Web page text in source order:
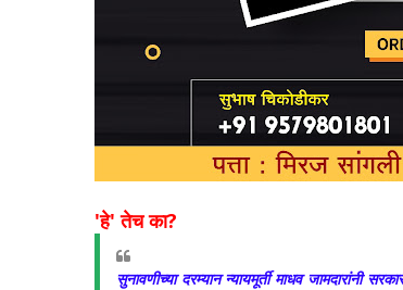
'हे' तेच का?
सुनावणीच्या दरम्यान न्यायमूर्ती माधव जामदारांनी